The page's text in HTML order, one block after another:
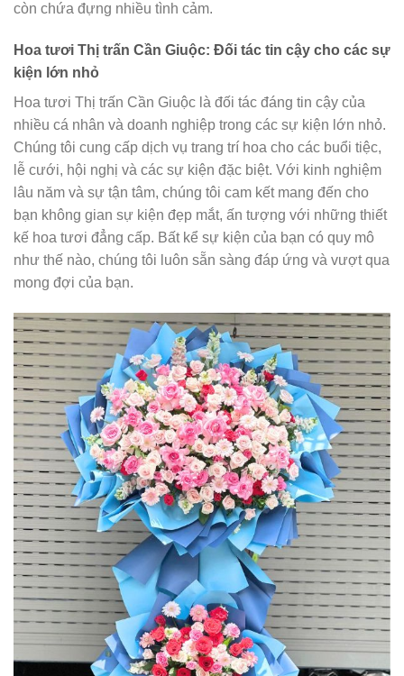
còn chứa đựng nhiều tình cảm.
Hoa tươi Thị trấn Cần Giuộc: Đối tác tin cậy cho các sự
kiện lớn nhỏ
Hoa tươi Thị trấn Cần Giuộc là đối tác đáng tin cậy của
nhiều cá nhân và doanh nghiệp trong các sự kiện lớn nhỏ.
Chúng tôi cung cấp dịch vụ trang trí hoa cho các buổi tiệc,
lễ cưới, hội nghị và các sự kiện đặc biệt. Với kinh nghiệm
lâu năm và sự tận tâm, chúng tôi cam kết mang đến cho
bạn không gian sự kiện đẹp mắt, ấn tượng với những thiết
kế hoa tươi đẳng cấp. Bất kể sự kiện của bạn có quy mô
như thế nào, chúng tôi luôn sẵn sàng đáp ứng và vượt qua
mong đợi của bạn.